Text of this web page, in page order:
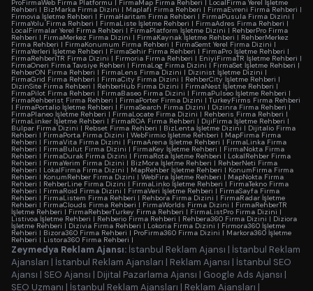
ProFirmaWeb Firma Platformu | FirmaMap Firma Rehberi | LocalFirma Yerel İşletme
Rehberi | BizMarka Firma Dizini | Maplafi Firma Rehberi | FirmaEvreni Firma Rehberi |
Firmovia İşletme Rehberi | FirmaHaritam Firma Rehberi | FirmaPusula Firma Dizini |
FirmaYolu Firma Rehberi | FirmaListe İşletme Rehberi | FirmaAdres Firma Rehberi |
LocalFirmalar Yerel Firma Rehberi | FirmaPlatform İşletme Dizini | RehberPro Firma
Rehberi | FirmaMerkez Firma Dizini | FirmaKaynak İşletme Rehberi | RehberMerkez
Firma Rehberi | FirmaKonumum Firma Rehberi | FirmaSemt Yerel Firma Dizini |
FirmaYerleri İşletme Rehberi | FirmaSehir Firma Rehberi | FirmaPro İşletme Rehberi |
FirmaRehberiTR Firma Dizini | Firmoria Firma Rehberi | EniyiFirmaTR İşletme Rehberi |
FirmaOneri Firma Tavsiye Rehberi | FirmaLog Firma Dizini |FirmaSet İşletme Rehberi |
RehberON Firma Rehberi | FirmaLens Firma Dizini | Dizinist İşletme Dizini |
FirmaGrid Firma Rehberi | FirmaCity Firma Dizini | RehberCity İşletme Rehberi |
DizinSite Firma Rehberi | RehberHub Firma Dizini | FirmaNest İşletme Rehberi |
FirmaPilot Firma Rehberi | FirmaBaseo Firma Dizini | FirmaPulseo İşletme Rehberi |
FirmaRehberist Firma Rehberi | FirmaPorter Firma Dizini | TurkeyFirms Firma Rehberi
| FirmaPortalio İşletme Rehberi | FirmaSearch Firma Dizini | Dizinra Firma Rehberi |
FirmaPlaneo İşletme Rehberi | FirmaLocate Firma Dizini | Rehberis Firma Rehberi |
FirmaLinker İşletme Rehberi | FirmaROA Firma Rehberi | DijiFirma İşletme Rehberi |
Bulpar Firma Dizini | Rebset Firma Rehberi | BizLenta İşletme Dizini | Dijitalio Firma
Rehberi | FirmaPorta Firma Dizini | WebFirmio İşletme Rehberi | MapFirma Firma
Rehberi | FirmaVita Firma Dizini | FirmaArena İşletme Rehberi | FirmaLinka Firma
Rehberi | FirmaBulut Firma Dizini | FirmaKey İşletme Rehberi | FirmaNokta Firma
Rehberi | FirmaDurak Firma Dizini | FirmaRota İşletme Rehberi | LokalRehber Firma
Rehberi | FirmaYerim Firma Dizini | BizMora İşletme Rehberi | RehberNeti Firma
Rehberi | LokalFirma Firma Dizini | MapRehber İşletme Rehberi | KonumFirma Firma
Rehberi | KonumRehber Firma Dizini | WebFira İşletme Rehberi | MapNokta Firma
Rehberi | RehberLine Firma Dizini | FirmaLinko İşletme Rehberi | FirmaTekno Firma
Rehberi | FirmaRoid Firma Dizini | FirmaVeri İşletme Rehberi | FirmaSayfa Firma
Rehberi | FirmaListem Firma Rehberi | Rehbora Firma Dizini | FirmaRadar İşletme
Rehberi | FirmaClouds Firma Rehberi | FirmaWorlds Firma Dizini | FirmaRehberTR
İşletme Rehberi | FirmaRehberTurkey Firma Rehberi | FirmaListPro Firma Dizini |
Listivoa İşletme Rehberi | Rehberio Firma Rehberi | Rehbera360 Firma Dizini | Diziora
İşletme Rehberi | Dizivia Firma Rehberi | Lokoria Firma Dizini | Firmora360 İşletme
Rehberi | Bizora360 Firma Rehberi | ProFirma360 Firma Dizini | Markora360 İşletme
Rehberi | Listora360 Firma Rehberi |
Zeymedya Reklam Ajansı: İstanbul Reklam Ajansı | İstanbul Reklam
Ajansları | İstanbul Reklam Ajansları | Reklam Ajansı | İstanbul SEO
Ajansı | SEO Ajansı | Dijital Pazarlama Ajansı | Google Ads Ajansı |
SEO Uzmanı | İstanbul Reklam Ajansları | Reklam Ajansları |